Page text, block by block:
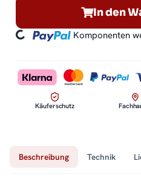
In den
Loading... Komponenten
Käuferschutz
Beschreibung Technik